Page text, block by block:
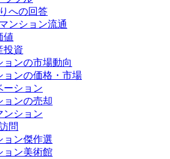
への回答
ンション流通
値
投資
ョンの市場動向
ョンの価格・市場
ーション
ョンの売却
ンション
問
ョン傑作選
ョン美術館